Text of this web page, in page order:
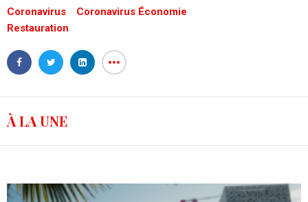
Coronavirus
Coronavirus Économie
Restauration
À LA UNE